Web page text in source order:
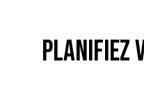
Planifiez